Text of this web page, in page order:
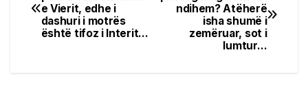
navigation
ndihem? Atëherë
isha shumë i
zemëruar, sot i
lumtur…
e Vierit, edhe i
dashuri i motrës
është tifoz i Interit…